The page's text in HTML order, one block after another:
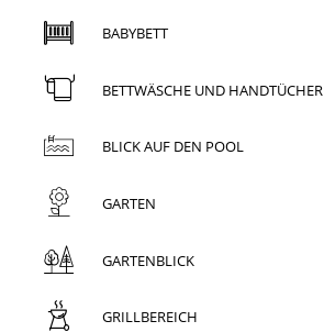
BABYBETT
BETTWÄSCHE UND HANDTÜCHER
BLICK AUF DEN POOL
GARTEN
GARTENBLICK
GRILLBEREICH